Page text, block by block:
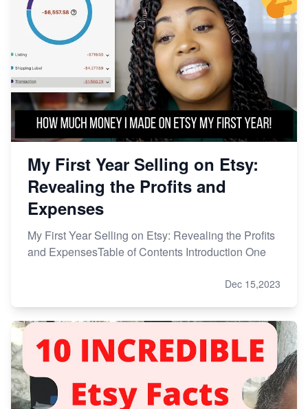
My First Year Selling on Etsy:
Revealing the Profits and
Expenses
My First Year Selling on Etsy: Revealing the Profits
and ExpensesTable of Contents Introduction One
Dec 15,2023